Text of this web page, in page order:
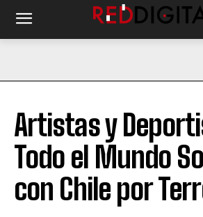
Artistas y
Todo el Mundo
con Chile por